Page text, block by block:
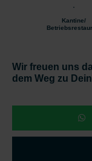
Kantine/
Wir freuen uns
dem Weg zu